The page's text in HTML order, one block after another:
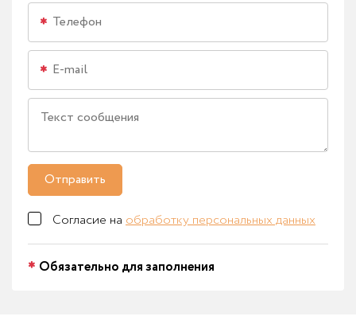
Отправить
Согласие на обработку персональных данных
Обязательно для заполнения